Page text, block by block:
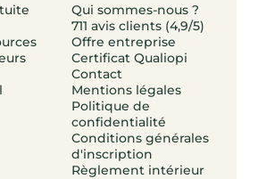
Qui sommes-nous ?
711 avis clients (4,9/5)
Offre entreprise
Certificat Qualiopi
Contact
Mentions légales
Politique de
confidentialité
Conditions générales
d'inscription
Règlement intérieur